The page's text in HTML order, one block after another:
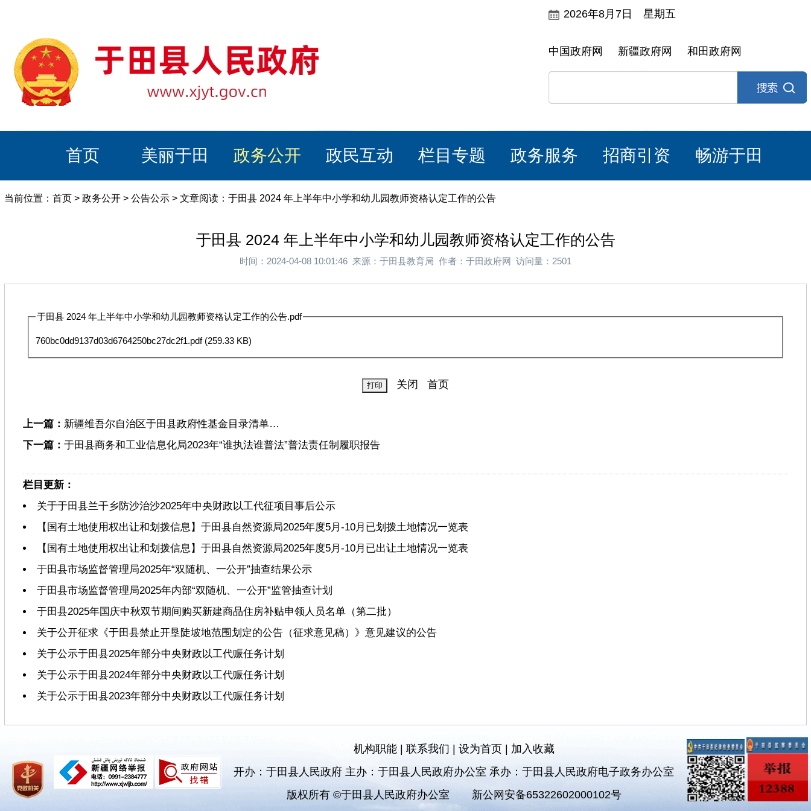
2026年8月7日 星期五
中国政府网 新疆政府网 和田政府网
首页 美丽于田 政务公开 政民互动 栏目专题 政务服务 招商引资 畅游于田
当前位置： 首页 > 政务公开 > 公告公示 > 文章阅读：于田县 2024 年上半年中小学和幼儿园教师资格认定工作的公告
于田县 2024 年上半年中小学和幼儿园教师资格认定工作的公告
时间：2024-04-08 10:01:46 来源：于田县教育局 作者：于田政府网 访问量：2501
于田县 2024 年上半年中小学和幼儿园教师资格认定工作的公告.pdf
760bc0dd9137d03d6764250bc27dc2f1.pdf(259.33 KB)
关闭 首页
上一篇： 新疆维吾尔自治区于田县政府性基金目录清单…
下一篇： 于田县商务和工业信息化局2023年“谁执法谁普法”普法责任制履职报告
栏目更新：
关于于田县兰干乡防沙治沙2025年中央财政以工代征项目事后公示
【国有土地使用权出让和划拨信息】于田县自然资源局2025年度5月-10月已划拨土地情况一览表
【国有土地使用权出让和划拨信息】于田县自然资源局2025年度5月-10月已出让土地情况一览表
于田县市场监督管理局2025年“双随机、一公开”抽查结果公示
于田县市场监督管理局2025年内部“双随机、一公开”监管抽查计划
于田县2025年国庆中秋双节期间购买新建商品住房补贴申领人员名单（第二批）
关于公开征求《于田县禁止开垦陡坡地范围划定的公告（征求意见稿）》意见建议的公告
关于公示于田县2025年部分中央财政以工代赈任务计划
关于公示于田县2024年部分中央财政以工代赈任务计划
关于公示于田县2023年部分中央财政以工代赈任务计划
机构职能| 联系我们 | 设为首页| 加入收藏
开办：于田县人民政府 主办：于田县人民政府办公室 承办：于田县人民政府电子政务办公室
版权所有 ©于田县人民政府办公室
新公网安备65322602000102号